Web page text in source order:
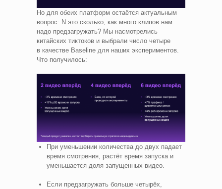
Но для обеих платформ остаётся актуальным
вопрос: N это сколько, как много клипов нам
надо предзагружать? Мы насмотрелись
китайских тиктоков и выбрали число четыре
в качестве Baseline для наших экспериментов.
Что получилось:
При уменьшении количества до двух падает
время смотрения, растёт время запуска и
уменьшается доля запущенных видео.
Если предзагружать больше четырёх,